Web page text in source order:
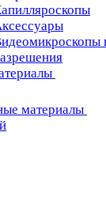
материалы